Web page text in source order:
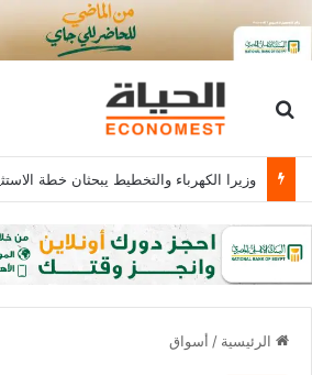
بحث عن
الرئيسية / أسواق